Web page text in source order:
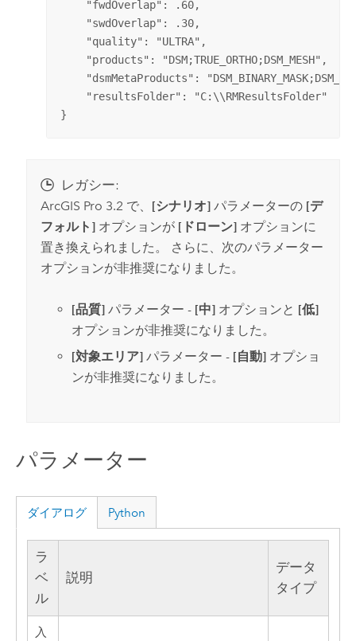
    "fwdOverlap": .60,
    "swdOverlap": .30,
    "quality": "ULTRA",
    "products": "DSM;TRUE_ORTHO;DSM_MESH",
"dsmMetaProducts":
    "resultsFolder": "C:\\RMResultsFolder"
}
レガシー:
ArcGIS Pro 3.2 で、 [シナリオ] パラメーターの [デ
フォルト] オプションが [ドローン] オプションに
置き換えられました。 さらに、次のパラメーター
オプションが非推奨になりました。
[品質]パラメーター - [中]オプションと [低]
オプションが非推奨になりました。
[対象エリア]パラメーター - [自動]オプショ
ンが非推奨になりました。
パラメーター
ダイアログ Python
ラ
ベ
ル
説明
データ
タイプ
入